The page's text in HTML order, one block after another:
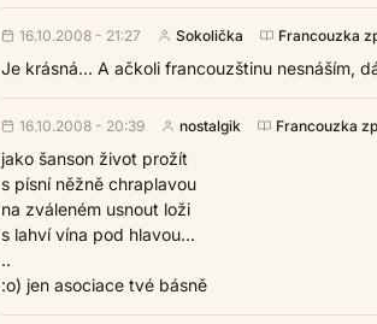
16.10.2008 - 21:27 Sokolička Francouzka
Je krásná... A ačkoli francouzštinu nesnáším,
16.10.2008 - 20:39 nostalgik Francouzka
jako šanson život prožít
s písní něžně chraplavou
na zváleném usnout loži
s lahví vína pod hlavou...
..
:o) jen asociace tvé básně